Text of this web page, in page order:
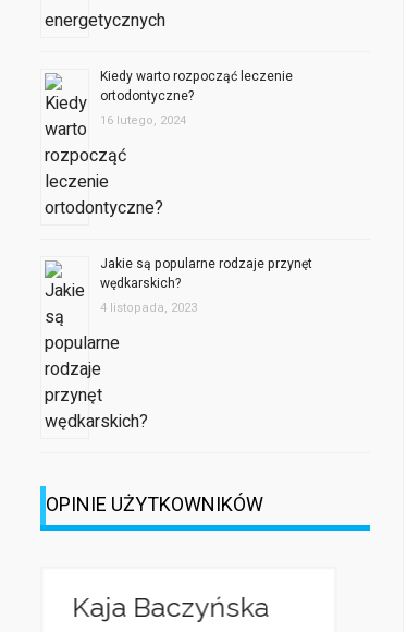
Kiedy warto rozpocząć leczenie
ortodontyczne?
16 lutego, 2024
Jakie są popularne rodzaje przynęt
wędkarskich?
4 listopada, 2023
OPINIE UŻYTKOWNIKÓW
Kaja Baczyńska